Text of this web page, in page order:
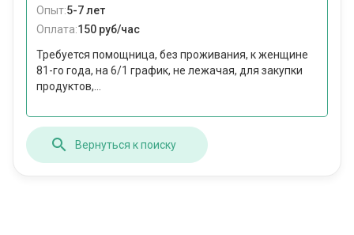
Опыт:5-7 лет
Оплата:150 руб/час
Требуется помощница, без проживания, к женщине
81-го года, на 6/1 график, не лежачая, для закупки
продуктов,...
Вернуться к поиску